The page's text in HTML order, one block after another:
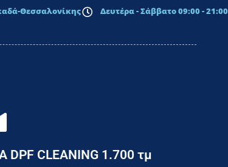
Θεσσαλονίκης Δευτέρα - Σάββατο 09:00 - 21:00
CLEANING 1.700 τμ